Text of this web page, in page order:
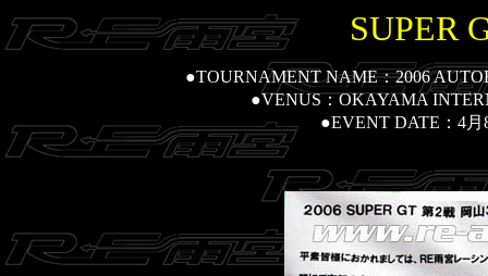
SUPER
●TOURNAMENT NAME：2006
●VENUS：OKAYAMA
●EVENT DATE ：4